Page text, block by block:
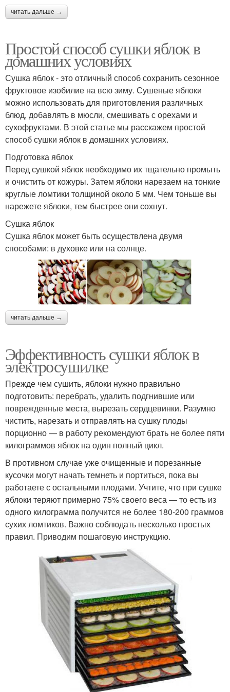
читать дальше →
Простой способ сушки яблок в
домашних условиях
Сушка яблок - это отличный способ сохранить сезонное
фруктовое изобилие на всю зиму. Сушеные яблоки
можно использовать для приготовления различных
блюд, добавлять в мюсли, смешивать с орехами и
сухофруктами. В этой статье мы расскажем простой
способ сушки яблок в домашних условиях.
Подготовка яблок
Перед сушкой яблок необходимо их тщательно промыть
и очистить от кожуры. Затем яблоки нарезаем на тонкие
круглые ломтики толщиной около 5 мм. Чем тоньше вы
нарежете яблоки, тем быстрее они сохнут.
Сушка яблок
Сушка яблок может быть осуществлена двумя
способами: в духовке или на солнце.
читать дальше →
Эффективность сушки яблок в
электросушилке
Прежде чем сушить, яблоки нужно правильно
подготовить: перебрать, удалить подгнившие или
поврежденные места, вырезать сердцевинки. Разумно
чистить, нарезать и отправлять на сушку плоды
порционно — в работу рекомендуют брать не более пяти
килограммов яблок на один полный цикл.
В противном случае уже очищенные и порезанные
кусочки могут начать темнеть и портиться, пока вы
работаете с остальными плодами. Учтите, что при сушке
яблоки теряют примерно 75% своего веса — то есть из
одного килограмма получится не более 180-200 граммов
сухих ломтиков. Важно соблюдать несколько простых
правил. Приводим пошаговую инструкцию.